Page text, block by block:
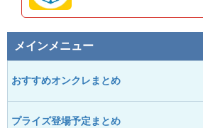
メインメニュー
おすすめオンクレまとめ
プライズ登場予定まとめ